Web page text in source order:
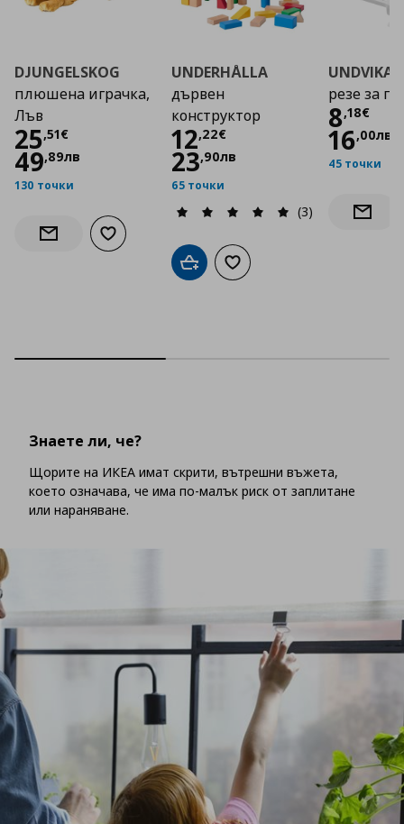
DJUNGELSKOG
плюшена играчка,
Лъв
25,51€
Цена
49,89лв
130 точки
Информирай ме за наличност
Добави към списъка с любими
UNDERHÅLLA
дървен
конструктор
12,22€
Цена
23,90лв
65 точки
(3)
Добави в кошницата
Добави към списъка с
UNDVIKA
резе за
8,18€
Цена
16,00лв
45 точки
Знаете ли, че?
Щорите на ИКЕА имат скрити, вътрешни въжета,
което означава, че има по-малък риск от заплитане
или нараняване.